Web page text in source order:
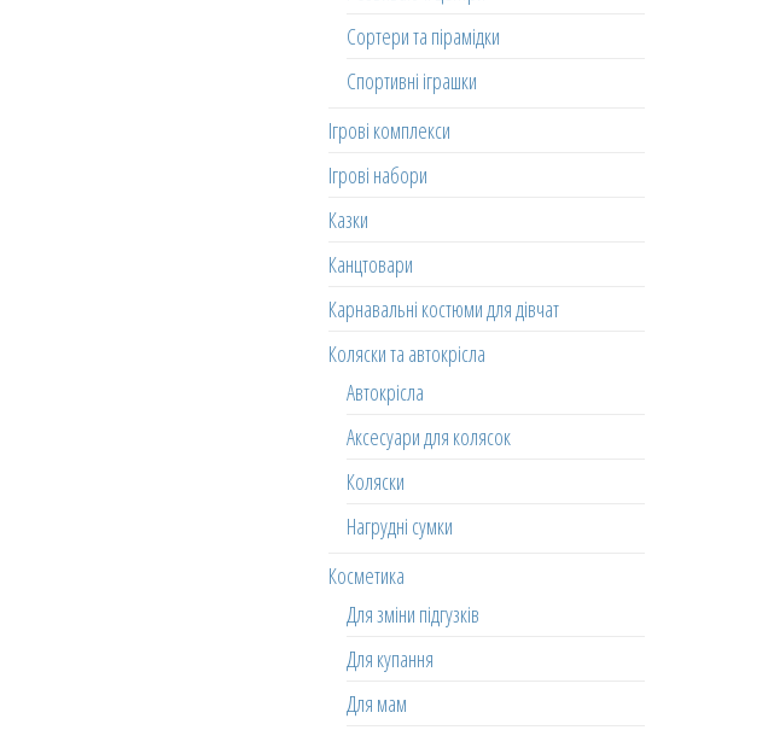
Сортери та пірамідки
Спортивні іграшки
Ігрові комплекси
Ігрові набори
Казки
Канцтовари
Карнавальні костюми для дівчат
Коляски та автокрісла
Автокрісла
Аксесуари для колясок
Коляски
Нагрудні сумки
Косметика
Для зміни підгузків
Для купання
Для мам